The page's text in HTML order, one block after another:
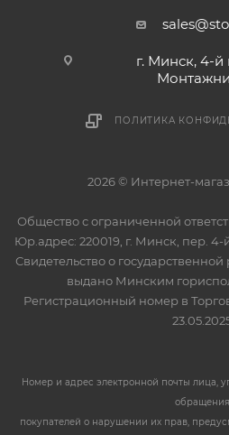
г. Минск, 4-й
ПОЛИТИКА
2026 © Интернет-
Общество с ограниченной
Юр.адрес: 220019, г. Минск, пер.
Свидетельство о
выдано Минским
Регистрационный номер в
Номер и адрес электронной почты лица,
обращения
покупателей о нарушении их прав,